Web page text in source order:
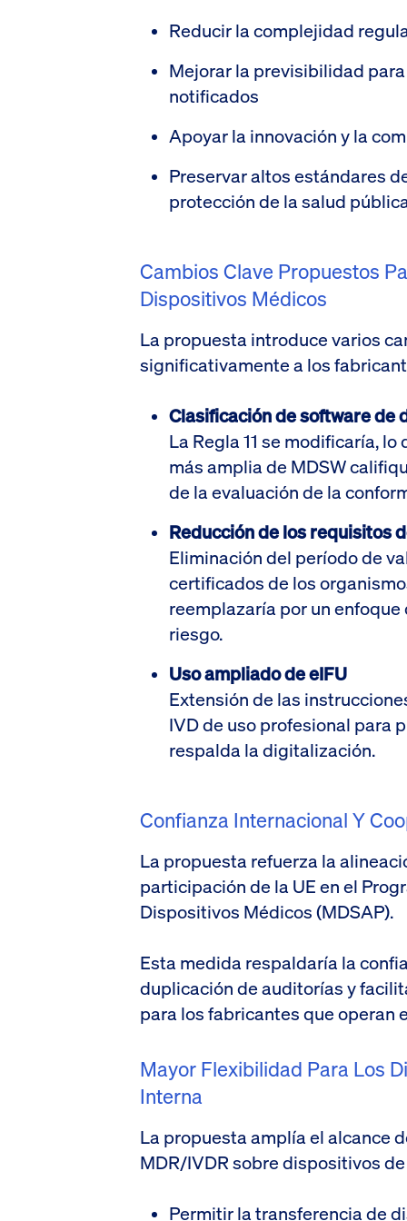
Reducir la complejidad
Mejorar la previsibilidad
notificados
Apoyar la innovación y la
Preservar altos estándares
protección de la salud
Cambios Clave Propuestos
Dispositivos Médicos
La propuesta introduce varios
significativamente a los
Clasificación de software de
La Regla 11 se modificaría,
más amplia de MDSW
de la evaluación de la
Reducción de los requisitos
Eliminación del período de
certificados de los
reemplazaría por un
riesgo.
Uso ampliado de eIFU
Extensión de las
IVD de uso profesional para
respalda la digitalización.
Confianza Internacional Y
La propuesta refuerza la
participación de la UE en el
Dispositivos Médicos (MDSAP).
Esta medida respaldaría la
duplicación de auditorías y
para los fabricantes que operan
Mayor Flexibilidad Para Los
Interna
La propuesta amplía el alcance
MDR/IVDR sobre dispositivos
Permitir la transferencia de